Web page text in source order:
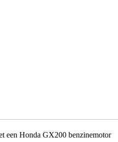
een Honda GX200 benzinemotor